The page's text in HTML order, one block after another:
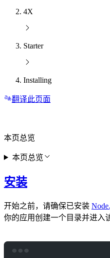
4X
Starter
Installing
翻译此页面
安装
开始之前，请确保已安装
你的应用创建一个目录并进入
本页总览
本页总览